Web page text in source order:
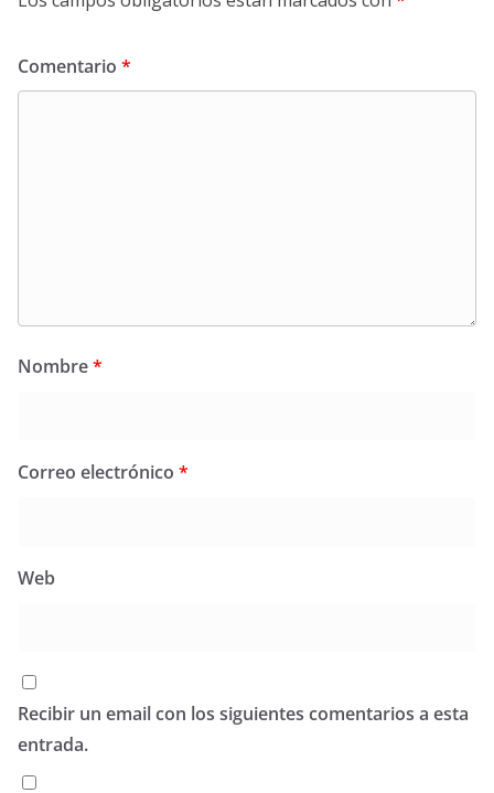
Comentario *
Nombre*
Correo electrónico *
Web
Recibir un email con los siguientes comentarios a esta
entrada.